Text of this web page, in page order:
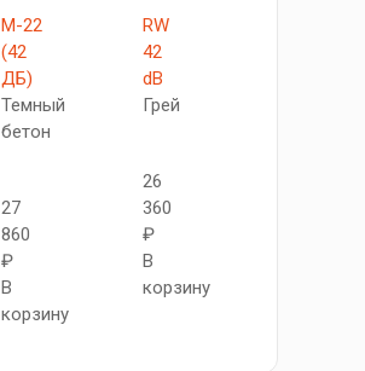
М-22
(42
ДБ)
Темный
бетон
27
860
₽
В
корзину
RW
42
dB
Грей
26
360
₽
В
корзину